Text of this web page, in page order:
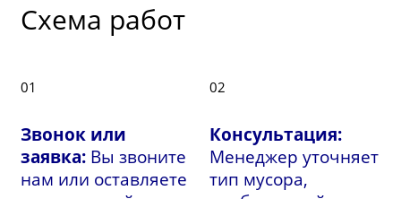
Схема работ
01
Звонок или
заявка: Вы звоните
нам или оставляете
02
Консультация:
Менеджер уточняет
тип мусора,